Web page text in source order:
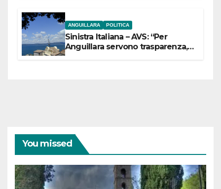
ANGUILLARA POLITICA
Sinistra Italiana – AVS: “Per
Anguillara servono trasparenza,
You missed